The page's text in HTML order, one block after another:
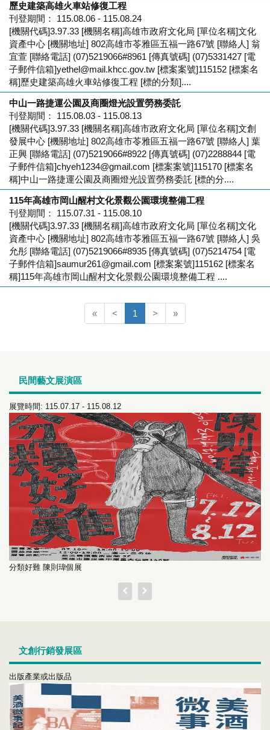
歷史建築高雄火車站修復工程
刊登期間： 115.08.06 - 115.08.24
[機關代碼]3.97.33 [機關名稱]高雄市政府文化局 [單位名稱]文化
資產中心 [機關地址] 802高雄市苓雅區五福一路67號 [聯絡人] 翁
宜萱 [聯絡電話] (07)5219066#8961 [傳真號碼] (07)5331427 [電
子郵件信箱]yethel@mail.khcc.gov.tw [標案案號]115152 [標案名
稱]歷史建築高雄火車站修復工程 [標的分類]....
中山一路捷運公園及商圈燈光設置勞務委託
刊登期間： 115.08.03 - 115.08.13
[機關代碼]3.97.33 [機關名稱]高雄市政府文化局 [單位名稱]文創
發展中心 [機關地址] 802高雄市苓雅區五福一路67號 [聯絡人] 葉
正興 [聯絡電話] (07)5219066#8922 [傳真號碼] (07)2288844 [電
子郵件信箱]chyeh1234@gmail.com [標案案號]115170 [標案名
稱]中山一路捷運公園及商圈燈光設置勞務委託 [標的分....
115年高雄市岡山醒村文化景觀公園環境整備工程
刊登期間： 115.07.31 - 115.08.10
[機關代碼]3.97.33 [機關名稱]高雄市政府文化局 [單位名稱]文化
資產中心 [機關地址] 802高雄市苓雅區五福一路67號 [聯絡人] 吳
允彤 [聯絡電話] (07)5219066#8935 [傳真號碼] (07)5214754 [電
子郵件信箱]saumur261@gmail.com [標案案號]115162 [標案名
稱]115年高雄市岡山醒村文化景觀公園環境整備工程 ....
« < 1 (current)
> »
民間藝文展演區
展覽時間: 115.07.17 - 115.08.12
分類好難 陳則瑋個展
文創行銷發展區
出版產業或出版品